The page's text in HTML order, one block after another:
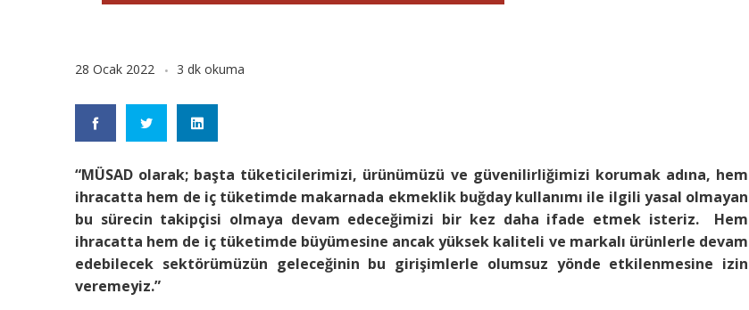
28 Ocak 2022 3 dk okuma
“MÜSAD olarak; başta tüketicilerimizi, ürünümüzü ve güvenilirliğimizi korumak adına, hem
ihracatta hem de iç tüketimde makarnada ekmeklik buğday kullanımı ile ilgili yasal olmayan
bu sürecin takipçisi olmaya devam edeceğimizi bir kez daha ifade etmek isteriz. Hem
ihracatta hem de iç tüketimde büyümesine ancak yüksek kaliteli ve markalı ürünlerle devam
edebilecek sektörümüzün geleceğinin bu girişimlerle olumsuz yönde etkilenmesine izin
veremeyiz.”